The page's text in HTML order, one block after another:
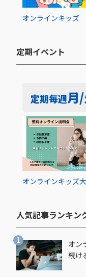
オンラインキッズ
定期イベント​
定期毎週月
オンラインキッズ
人気記事ランキン
オン
続け